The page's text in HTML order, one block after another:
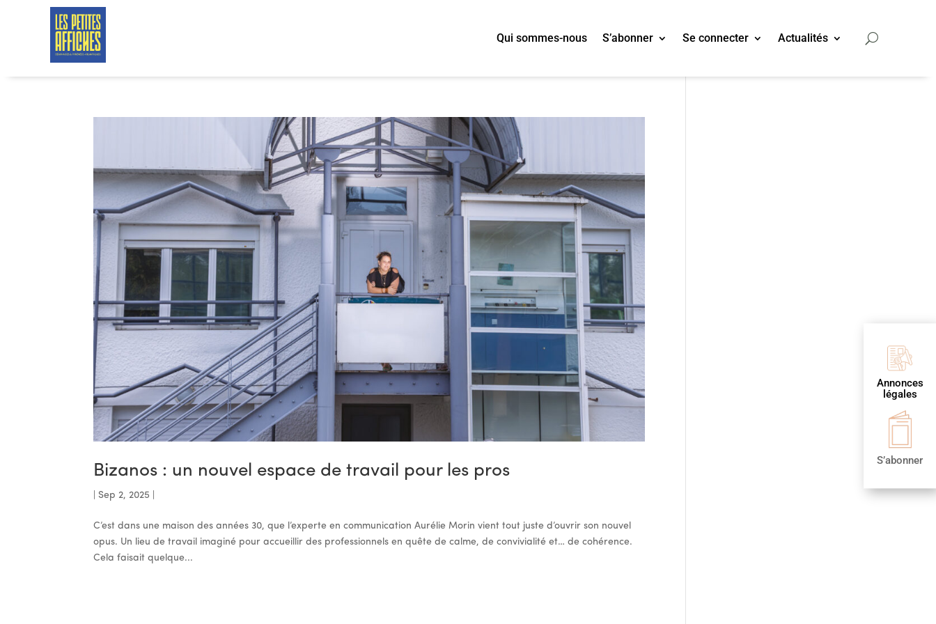
Qui sommes-nous S’abonner Se connecter Actualités
Annonces
légales
S’abonner
Bizanos : un nouvel espace de travail pour les pros
|Sep 2, 2025
C’est dans une maison des années 30, que l’experte en communication Aurélie Morin vient tout juste d’ouvrir son nouvel
opus. Un lieu de travail imaginé pour accueillir des professionnels en quête de calme, de convivialité et… de cohérence.
Cela faisait quelque...